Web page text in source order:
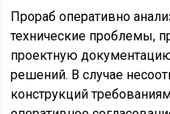
Прораб оперативно
технические проблемы,
проектную
решений. В случае
конструкций